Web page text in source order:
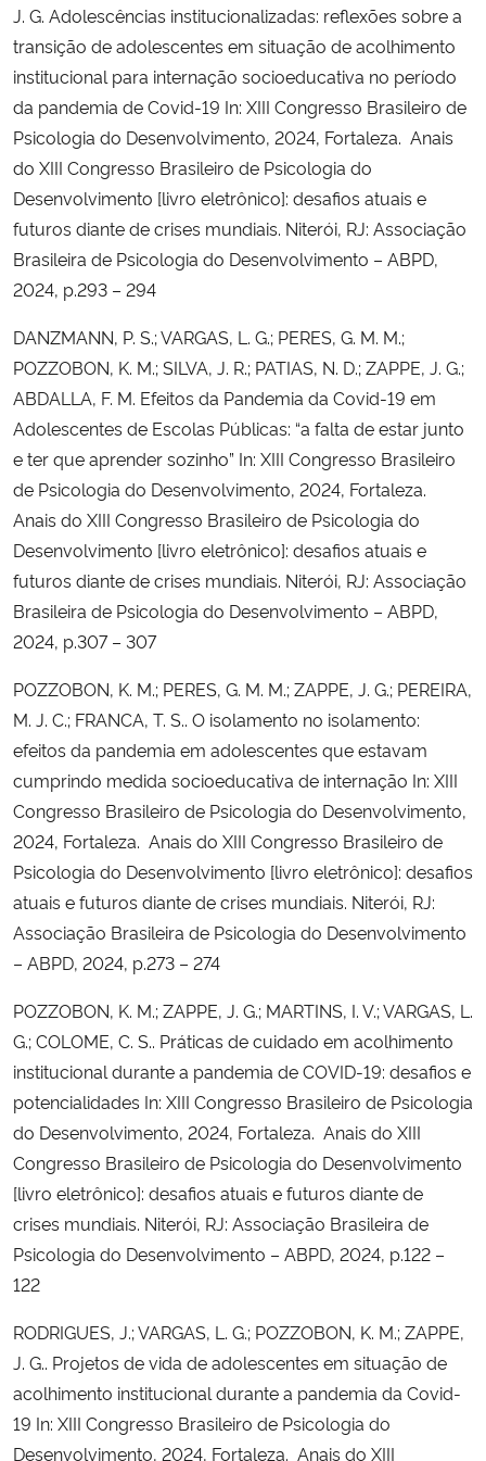
J. G. Adolescências institucionalizadas: reflexões sobre a
transição de adolescentes em situação de acolhimento
institucional para internação socioeducativa no período
da pandemia de Covid-19 In: XIII Congresso Brasileiro de
Psicologia do Desenvolvimento, 2024, Fortaleza. Anais
do XIII Congresso Brasileiro de Psicologia do
Desenvolvimento [livro eletrônico]: desafios atuais e
futuros diante de crises mundiais. Niterói, RJ: Associação
Brasileira de Psicologia do Desenvolvimento – ABPD,
2024, p.293 – 294
DANZMANN, P. S.; VARGAS, L. G.; PERES, G. M. M.;
POZZOBON, K. M.; SILVA, J. R.; PATIAS, N. D.; ZAPPE, J. G.;
ABDALLA, F. M. Efeitos da Pandemia da Covid-19 em
Adolescentes de Escolas Públicas: “a falta de estar junto
e ter que aprender sozinho” In: XIII Congresso Brasileiro
de Psicologia do Desenvolvimento, 2024, Fortaleza.
Anais do XIII Congresso Brasileiro de Psicologia do
Desenvolvimento [livro eletrônico]: desafios atuais e
futuros diante de crises mundiais. Niterói, RJ: Associação
Brasileira de Psicologia do Desenvolvimento – ABPD,
2024, p.307 – 307
POZZOBON, K. M.; PERES, G. M. M.; ZAPPE, J. G.; PEREIRA,
M. J. C.; FRANCA, T. S.. O isolamento no isolamento:
efeitos da pandemia em adolescentes que estavam
cumprindo medida socioeducativa de internação In: XIII
Congresso Brasileiro de Psicologia do Desenvolvimento,
2024, Fortaleza. Anais do XIII Congresso Brasileiro de
Psicologia do Desenvolvimento [livro eletrônico]: desafios
atuais e futuros diante de crises mundiais. Niterói, RJ:
Associação Brasileira de Psicologia do Desenvolvimento
– ABPD, 2024, p.273 – 274
POZZOBON, K. M.; ZAPPE, J. G.; MARTINS, I. V.; VARGAS, L.
G.; COLOME, C. S.. Práticas de cuidado em acolhimento
institucional durante a pandemia de COVID-19: desafios e
potencialidades In: XIII Congresso Brasileiro de Psicologia
do Desenvolvimento, 2024, Fortaleza. Anais do XIII
Congresso Brasileiro de Psicologia do Desenvolvimento
[livro eletrônico]: desafios atuais e futuros diante de
crises mundiais. Niterói, RJ: Associação Brasileira de
Psicologia do Desenvolvimento – ABPD, 2024, p.122 –
122
RODRIGUES, J.; VARGAS, L. G.; POZZOBON, K. M.; ZAPPE,
J. G.. Projetos de vida de adolescentes em situação de
acolhimento institucional durante a pandemia da Covid-
19 In: XIII Congresso Brasileiro de Psicologia do
Desenvolvimento, 2024, Fortaleza. Anais do XIII